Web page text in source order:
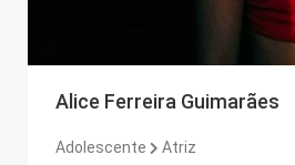
Alice Ferreira Guimarães
Adolescente Atriz